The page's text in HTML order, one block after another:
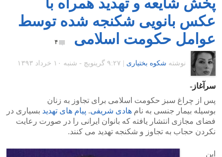
عکس بانویی شکنجه شده توسط
عوامل حکومت اسلامی
۴
نوشته شکوه بختیاری ۹:۲۷ گرينويچ - شنبه ۱۰ خرداد ۱۳۹۳
سرآغاز-
پس از چراغ سبز حکومت اسلامی برای تجاوز به زنان
بوسیله بیمار جنسی به نام هادی شریفی. پیام های تهدید بسیاری در
فضای مجازی انتشار یافته که بانوان ایرانی را در صورت رعایت
نکردن حجاب به تجاوز و شکنجه تهدید می کنند.
این